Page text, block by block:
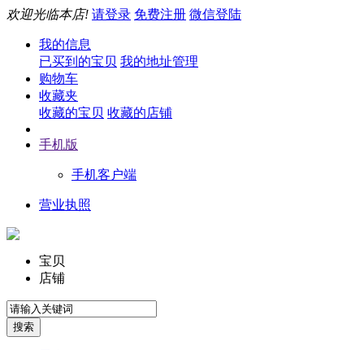
欢迎光临本店! 请登录 免费注册 微信登陆
我的信息
已买到的宝贝 我的地址管理
购物车
收藏夹
收藏的宝贝 收藏的店铺
手机版
手机客户端
营业执照
宝贝
店铺